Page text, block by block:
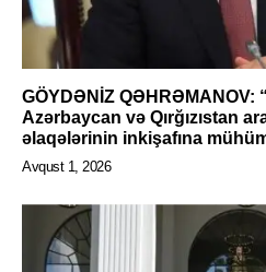
GÖYDƏNİZ QƏHRƏMANOV:
Azərbaycan və Qırğızıstan
əlaqələrinin inkişafına
Avqust 1, 2026